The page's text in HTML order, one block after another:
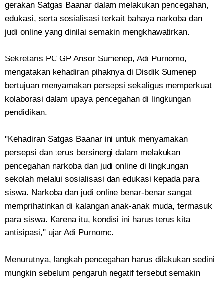
gerakan Satgas Baanar dalam melakukan pencegahan,
edukasi, serta sosialisasi terkait bahaya narkoba dan
judi online yang dinilai semakin mengkhawatirkan.
Sekretaris PC GP Ansor Sumenep, Adi Purnomo,
mengatakan kehadiran pihaknya di Disdik Sumenep
bertujuan menyamakan persepsi sekaligus memperkuat
kolaborasi dalam upaya pencegahan di lingkungan
pendidikan.
"Kehadiran Satgas Baanar ini untuk menyamakan
persepsi dan terus bersinergi dalam melakukan
pencegahan narkoba dan judi online di lingkungan
sekolah melalui sosialisasi dan edukasi kepada para
siswa. Narkoba dan judi online benar-benar sangat
memprihatinkan di kalangan anak-anak muda, termasuk
para siswa. Karena itu, kondisi ini harus terus kita
antisipasi," ujar Adi Purnomo.
Menurutnya, langkah pencegahan harus dilakukan sedini
mungkin sebelum pengaruh negatif tersebut semakin